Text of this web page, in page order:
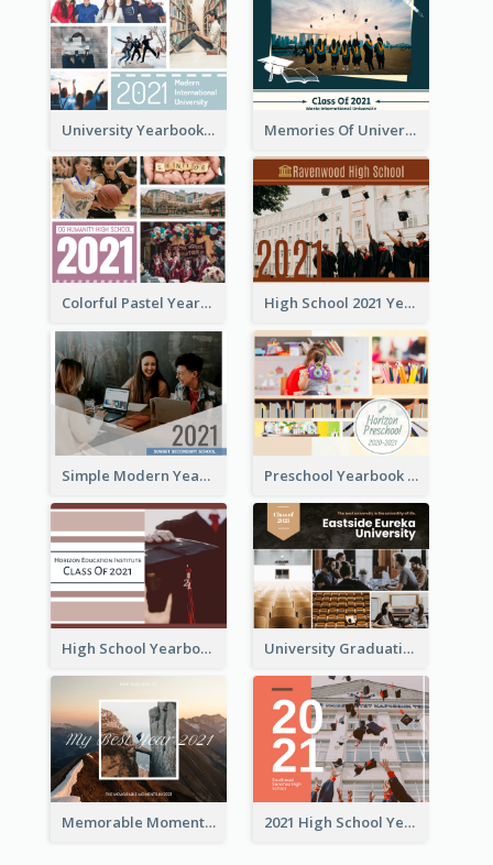
University Yearbook Photo Book Memories Of University Yearbook Photo Book
Colorful Pastel Yearbook Photo Book High School 2021 Yearbook Photo Book
Simple Modern Yearbook Photo Book Preschool Yearbook Photo Book
High School Yearbook Photo Book University Graduation Yearbook Photo Book
Memorable Moments Yearbook Photo Book 2021 High School Yearbook Photo Book